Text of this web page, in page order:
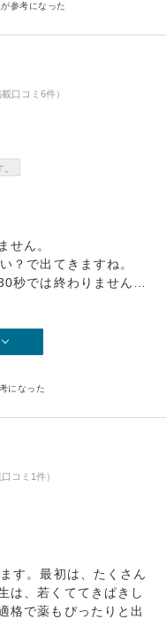
参考になった
口コミ6件）
せん。
？で出てきますね。
秒では終わりません…
になった
コミ1件）
す。最初は、たくさん
は、若くててきぱきし
格で薬もぴったりと出